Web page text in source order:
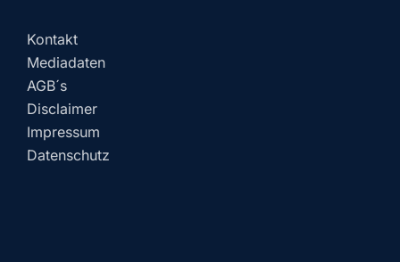
Kontakt
Mediadaten
AGB´s
Disclaimer
Impressum
Datenschutz